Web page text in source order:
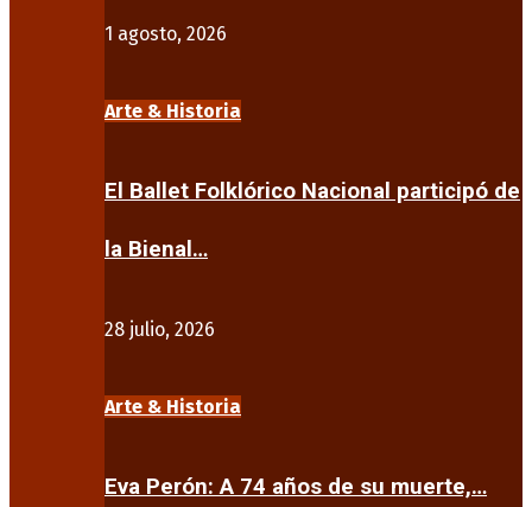
1 agosto, 2026
Arte & Historia
El Ballet Folklórico Nacional participó de
la Bienal…
28 julio, 2026
Arte & Historia
Eva Perón: A 74 años de su muerte,…